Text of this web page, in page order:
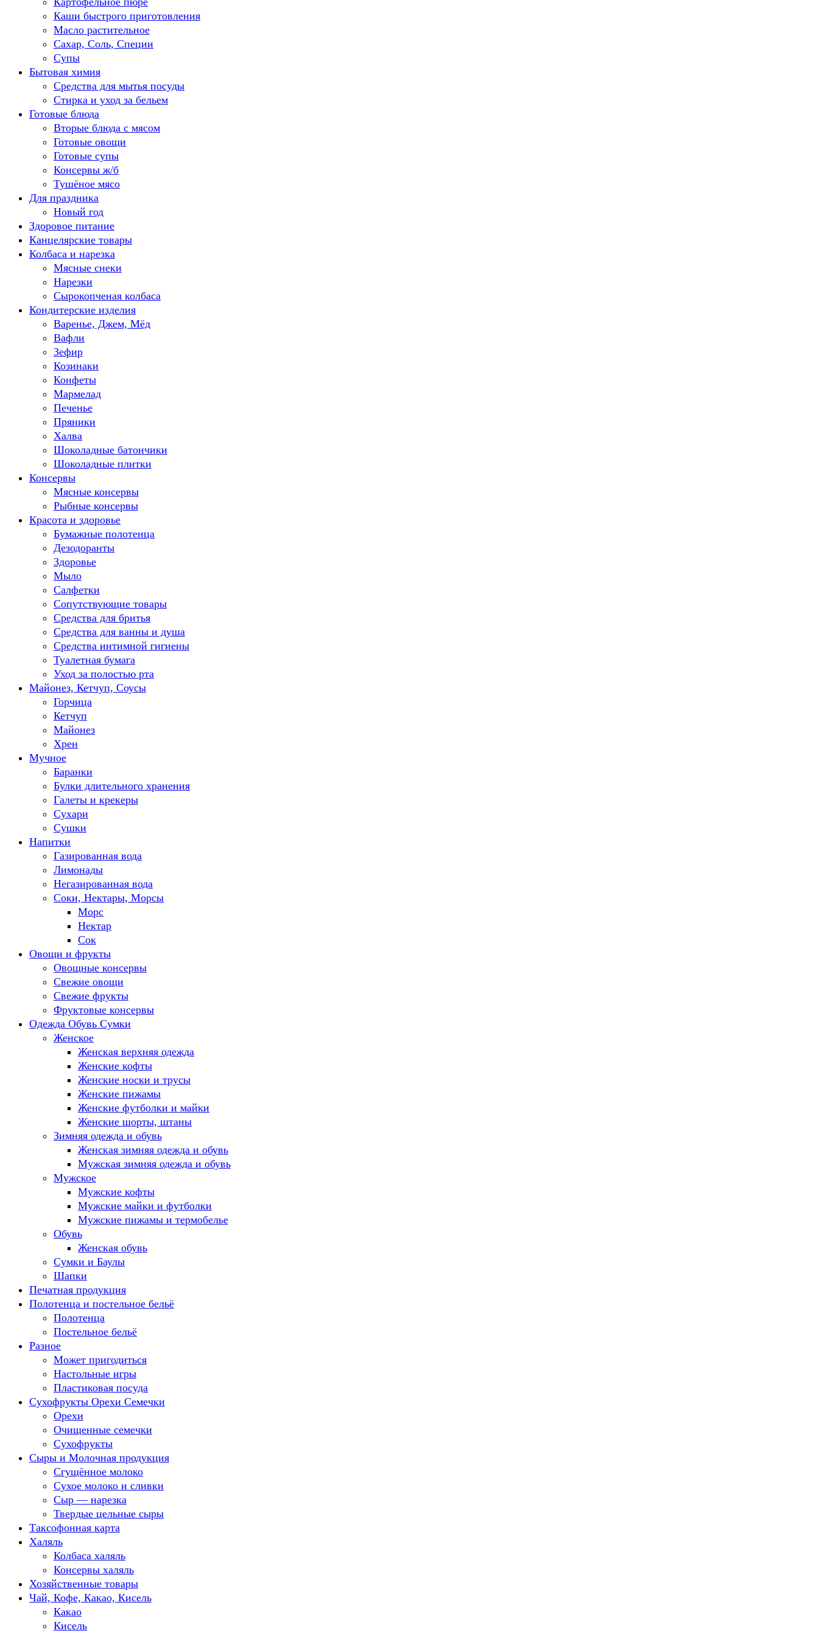
Каши быстрого приготовления
Масло растительное
Сахар, Соль, Специи
Супы
Бытовая химия
Средства для мытья посуды
Стирка и уход за бельем
Готовые блюда
Вторые блюда с мясом
Готовые овощи
Готовые супы
Консервы ж/б
Тушёное мясо
Для праздника
Новый год
Здоровое питание
Канцелярские товары
Колбаса и нарезка
Мясные снеки
Нарезки
Сырокопченая колбаса
Кондитерские изделия
Варенье, Джем, Мёд
Вафли
Зефир
Козинаки
Конфеты
Мармелад
Печенье
Пряники
Халва
Шоколадные батончики
Шоколадные плитки
Консервы
Мясные консервы
Рыбные консервы
Красота и здоровье
Бумажные полотенца
Дезодоранты
Здоровье
Мыло
Салфетки
Сопутствующие товары
Средства для бритья
Средства для ванны и душа
Средства интимной гигиены
Туалетная бумага
Уход за полостью рта
Майонез, Кетчуп, Соусы
Горчица
Кетчуп
Майонез
Хрен
Мучное
Баранки
Булки длительного хранения
Галеты и крекеры
Сухари
Сушки
Напитки
Газированная вода
Лимонады
Негазированная вода
Соки, Нектары, Морсы
Морс
Нектар
Сок
Овощи и фрукты
Овощные консервы
Свежие овощи
Свежие фрукты
Фруктовые консервы
Одежда Обувь Сумки
Женское
Женская верхняя одежда
Женские кофты
Женские носки и трусы
Женские пижамы
Женские футболки и майки
Женские шорты, штаны
Зимняя одежда и обувь
Женская зимняя одежда и обувь
Мужская зимняя одежда и обувь
Мужское
Мужские кофты
Мужские майки и футболки
Мужские пижамы и термобелье
Обувь
Женская обувь
Сумки и Баулы
Шапки
Печатная продукция
Полотенца и постельное бельё
Полотенца
Постельное бельё
Разное
Может пригодиться
Настольные игры
Пластиковая посуда
Сухофрукты Орехи Семечки
Орехи
Очищенные семечки
Сухофрукты
Сыры и Молочная продукция
Сгущённое молоко
Сухое молоко и сливки
Сыр — нарезка
Твердые цельные сыры
Таксофонная карта
Халяль
Колбаса халяль
Консервы халяль
Хозяйственные товары
Чай, Кофе, Какао, Кисель
Какао
Кисель